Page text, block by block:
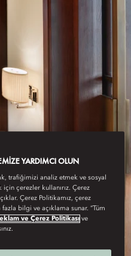
YARDIMCI OLUN
trafiğimizi analiz etmek ve sosyal
çerezler kullanırız. Çerez
Çerez Politikamız, çerez
bilgi ve açıklama sunar. “Tüm
ve Çerez Politikası ve